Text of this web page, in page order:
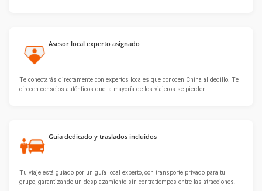
Asesor local experto asignado
Te conectarás directamente con expertos locales que conocen China al dedillo. Te
ofrecen consejos auténticos que la mayoría de los viajeros se pierden.
Guía dedicado y traslados incluidos
Tu viaje está guiado por un guía local experto, con transporte privado para tu
grupo, garantizando un desplazamiento sin contratiempos entre las atracciones.